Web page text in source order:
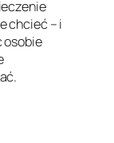
chcieć – i
osobie